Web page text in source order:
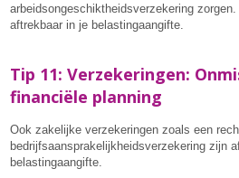
arbeidsongeschiktheidsverzekering
aftrekbaar in je belastingaangifte.
Tip 11: Verzekeringen:
financiële planning
Ook zakelijke verzekeringen zoals een
bedrijfsaansprakelijkheidsverzekering zijn
belastingaangifte.